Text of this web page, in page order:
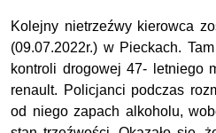
Kolejny nietrzeźwy kierowca
(09.07.2022r.) w Pieckach.
kontroli drogowej 47- letniego
renault. Policjanci podczas
od niego zapach alkoholu,